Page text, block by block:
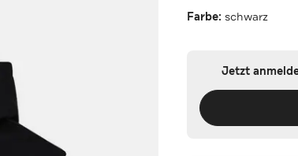
Farbe: schwarz
Jetzt